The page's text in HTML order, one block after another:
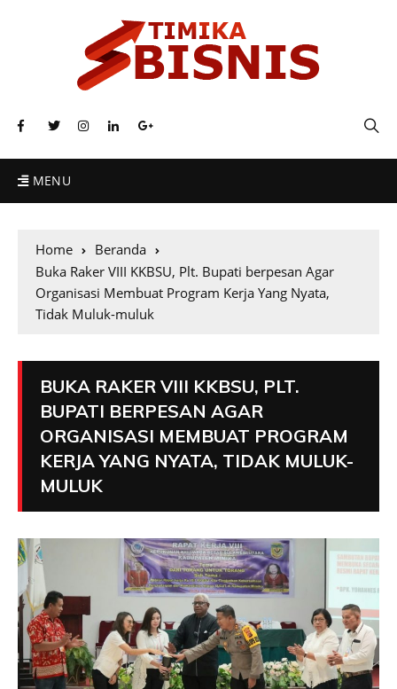
MENU
Home
Beranda
Buka Raker VIII KKBSU, Plt. Bupati berpesan Agar
Organisasi Membuat Program Kerja Yang Nyata,
Tidak Muluk-muluk
BUKA RAKER VIII KKBSU, PLT.
BUPATI BERPESAN AGAR
ORGANISASI MEMBUAT PROGRAM
KERJA YANG NYATA, TIDAK MULUK-
MULUK